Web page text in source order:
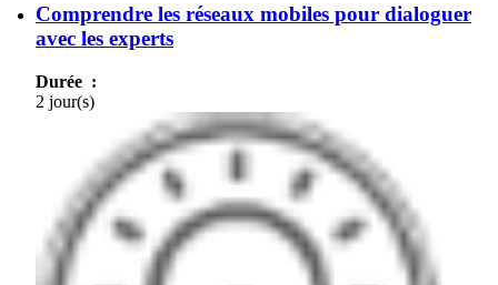
Comprendre les réseaux mobiles pour dialoguer
avec les experts
Durée :
2 jour(s)